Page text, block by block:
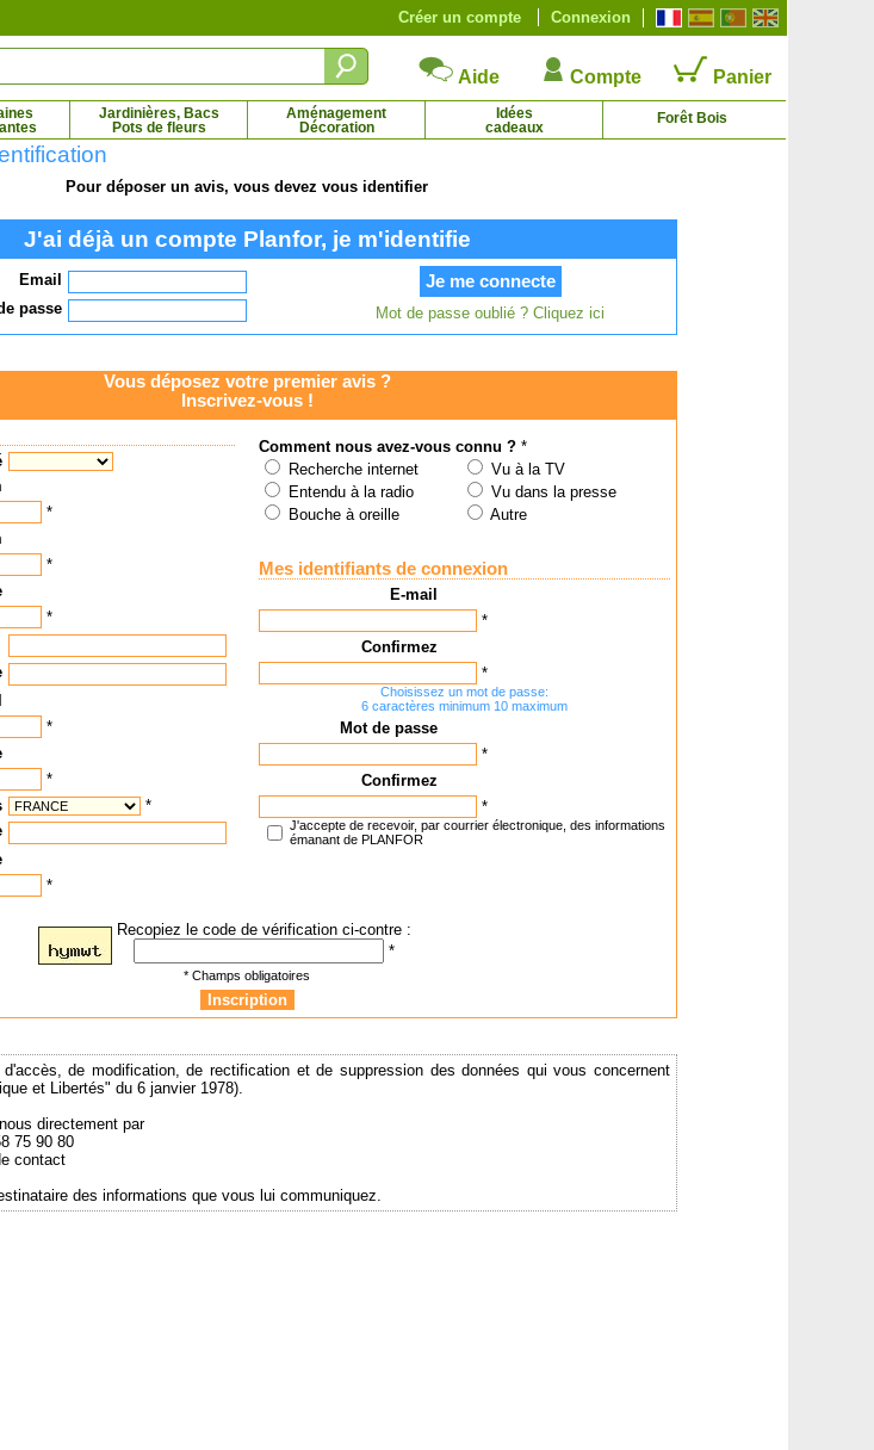
Connexion
Créer un compte
Aide Compte Panier
Jardinières, Bacs
Pots de fleurs
Aménagement
Décoration
Idées
cadeaux
Forêt Bois
Camélia du Japon 'Nuccio's Jewel'
6.44 € - 38.41 €
Camélia du Japon rouge
4.27 € - 6.98 €
Campanule des murs Bleue
Pour déposer un avis, vous devez vous identifier
J'ai déjà un compte Planfor, je m'identifie
Email
passe
Mot de passe oublié ? Cliquez ici
Vous déposez votre premier avis ?
Inscrivez-vous !
*
*
*
*
*
*
*
Comment nous avez-vous connu ? *
Recherche internet
Vu à la TV
Entendu à la radio
Vu dans la presse
Bouche à oreille
Autre
Mes identifiants de connexion
E-mail
*
Confirmez
*
Choisissez un mot de passe:
6 caractères minimum 10 maximum
Mot de passe
*
Confirmez
*
J'accepte de recevoir, par courrier électronique, des informations
émanant de PLANFOR
Recopiez le code de vérification ci-contre :
*
* Champs obligatoires
de modification, de rectification et de suppression des données qui vous concernent
et Libertés" du 6 janvier 1978).
directement par
75 90 80
contact
des informations que vous lui communiquez.